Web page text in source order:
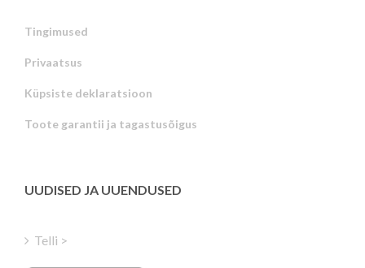
Tingimused
Privaatsus
Küpsiste deklaratsioon
Toote garantii ja tagastusõigus
UUDISED JA UUENDUSED
Telli >